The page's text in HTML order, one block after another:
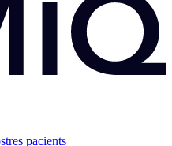
pacients